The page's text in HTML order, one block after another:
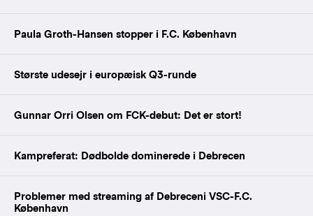
Paula Groth-Hansen stopper i F.C. København
Største udesejr i europæisk Q3-runde
Gunnar Orri Olsen om FCK-debut: Det er stort!
Kampreferat: Dødbolde dominerede i Debrecen
Problemer med streaming af Debreceni VSC-F.C.
København